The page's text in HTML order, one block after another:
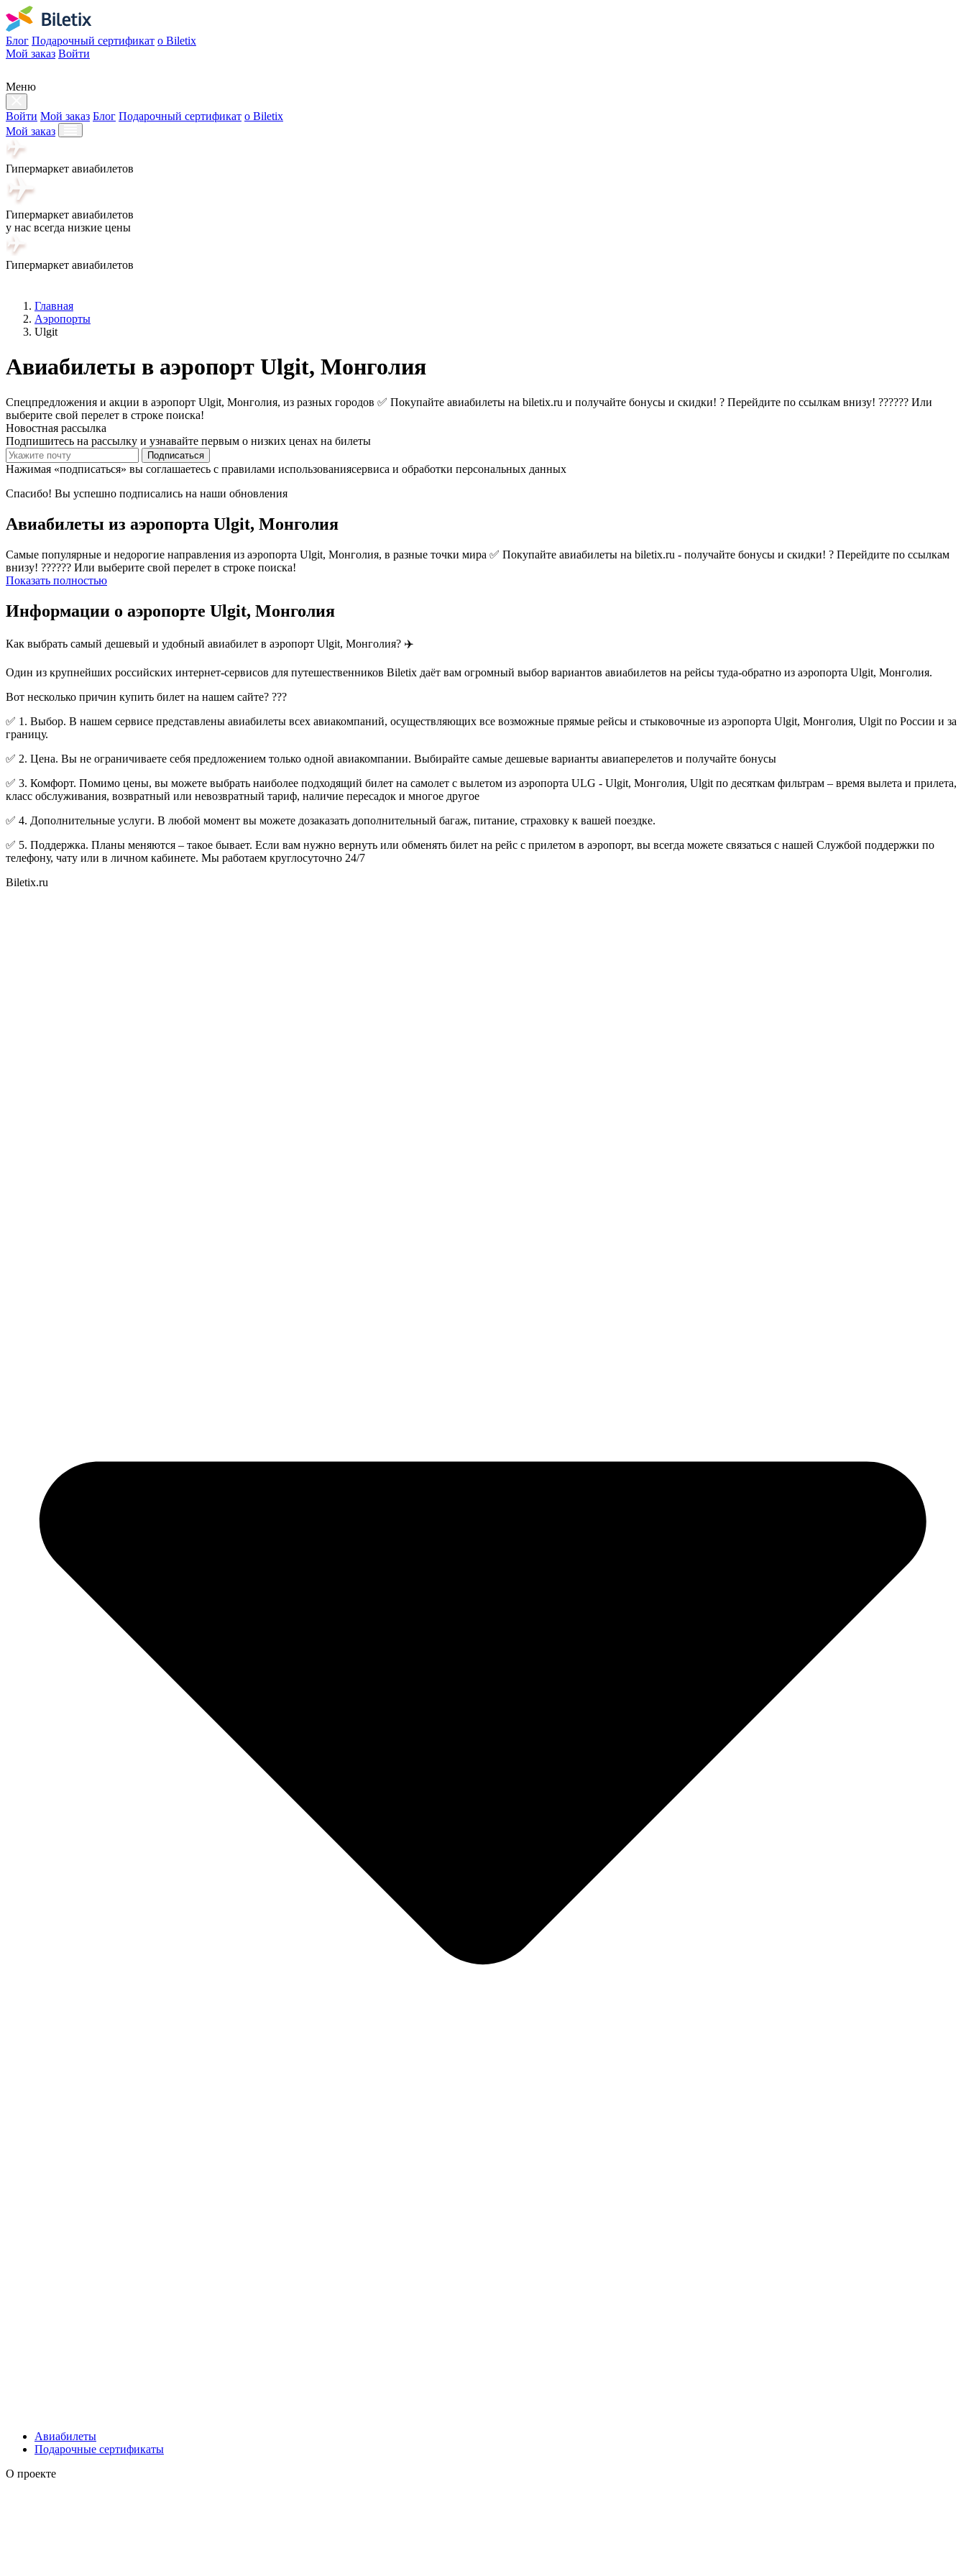
Блог Подарочный сертификат о Biletix
Мой заказ Войти
Меню
Войти Мой заказ Блог Подарочный сертификат о Biletix
Мой заказ
Гипермаркет авиабилетов
Гипермаркет авиабилетов
у нас всегда низкие цены
Гипермаркет авиабилетов
Главная
Аэропорты
Ulgit
Авиабилеты в аэропорт Ulgit, Монголия
Спецпредложения и акции в аэропорт Ulgit, Монголия, из разных городов ✅ Покупайте авиабилеты на biletix.ru и получайте бонусы и скидки! ? Перейдите по ссылкам внизу! ?????? Или
выберите свой перелет в строке поиска!
Новостная рассылка
Подпишитесь на рассылку и узнавайте первым о низких ценах на билеты
Подписаться
Нажимая «подписаться» вы соглашаетесь с правилами использованиясервиса и обработки персональных данных
Спасибо! Вы успешно подписались на наши обновления
Авиабилеты из аэропорта Ulgit, Монголия
Самые популярные и недорогие направления из аэропорта Ulgit, Монголия, в разные точки мира ✅ Покупайте авиабилеты на biletix.ru - получайте бонусы и скидки! ? Перейдите по ссылкам
внизу! ?????? Или выберите свой перелет в строке поиска!
Показать полностью
Информации о аэропорте Ulgit, Монголия
Как выбрать самый дешевый и удобный авиабилет в аэропорт Ulgit, Монголия? ✈️
Один из крупнейших российских интернет-сервисов для путешественников Biletix даёт вам огромный выбор вариантов авиабилетов на рейсы туда-обратно из аэропорта Ulgit, Монголия.
Вот несколько причин купить билет на нашем сайте? ???
✅ 1. Выбор. В нашем сервисе представлены авиабилеты всех авиакомпаний, осуществляющих все возможные прямые рейсы и стыковочные из аэропорта Ulgit, Монголия, Ulgit по России и за
границу.
✅ 2. Цена. Вы не ограничиваете себя предложением только одной авиакомпании. Выбирайте самые дешевые варианты авиаперелетов и получайте бонусы
✅ 3. Комфорт. Помимо цены, вы можете выбрать наиболее подходящий билет на самолет с вылетом из аэропорта ULG - Ulgit, Монголия, Ulgit по десяткам фильтрам – время вылета и прилета,
класс обслуживания, возвратный или невозвратный тариф, наличие пересадок и многое другое
✅ 4. Дополнительные услуги. В любой момент вы можете дозаказать дополнительный багаж, питание, страховку к вашей поездке.
✅ 5. Поддержка. Планы меняются – такое бывает. Если вам нужно вернуть или обменять билет на рейс с прилетом в аэропорт, вы всегда можете связаться с нашей Службой поддержки по
телефону, чату или в личном кабинете. Мы работаем круглосуточно 24/7
Biletix.ru
Авиабилеты
Подарочные сертификаты
О проекте